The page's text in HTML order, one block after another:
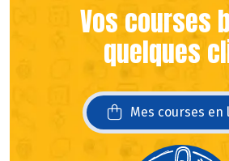
Vos courses
quelques
Mes courses en